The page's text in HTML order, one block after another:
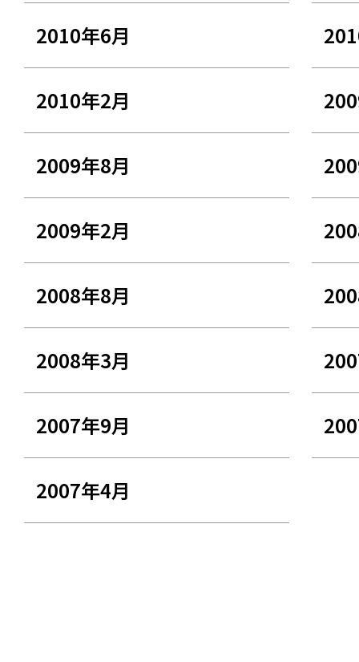
2010年6月
2010年2月
2009年8月
2009年2月
2008年8月
2008年3月
2007年9月
2007年4月